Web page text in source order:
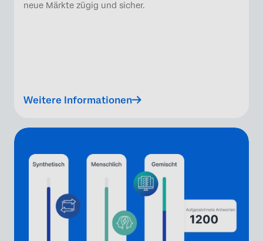
neue Märkte zügig und sicher.
Weitere Informationen